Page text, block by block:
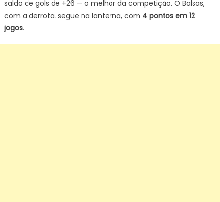
saldo de gols de +26 — o melhor da competição. O Balsas,
com a derrota, segue na lanterna, com 4 pontos em 12
jogos.